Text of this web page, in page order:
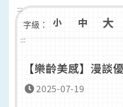
:::
字級：
:::
【樂齡美感】漫談
2025-07-19